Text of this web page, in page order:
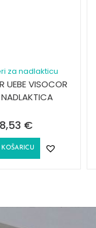
za nadlakticu
UEBE VISOCOR
€